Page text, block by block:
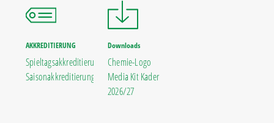
AKKREDITIERUNG
Spieltagsakkreditierung
Saisonakkreditierung
Downloads
Chemie-Logo
Media Kit Kader
2026/27